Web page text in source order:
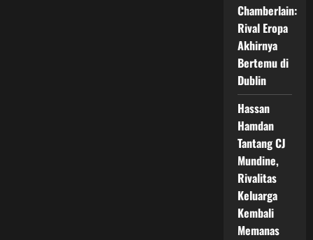
Chamberlain:
Rival Eropa
Akhirnya
Bertemu di
Dublin
Hassan
Hamdan
Tantang CJ
Mundine,
Rivalitas
Keluarga
Kembali
Memanas